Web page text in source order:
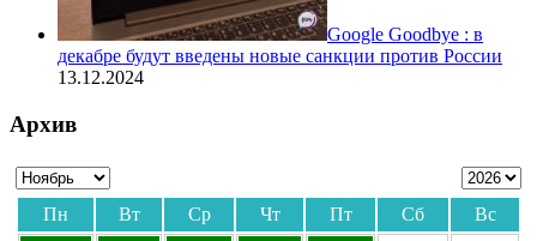
Google Goodbye : в
декабре будут введены новые санкции против России
13.12.2024
Архив
Пн Вт Ср Чт Пт Сб
Вс